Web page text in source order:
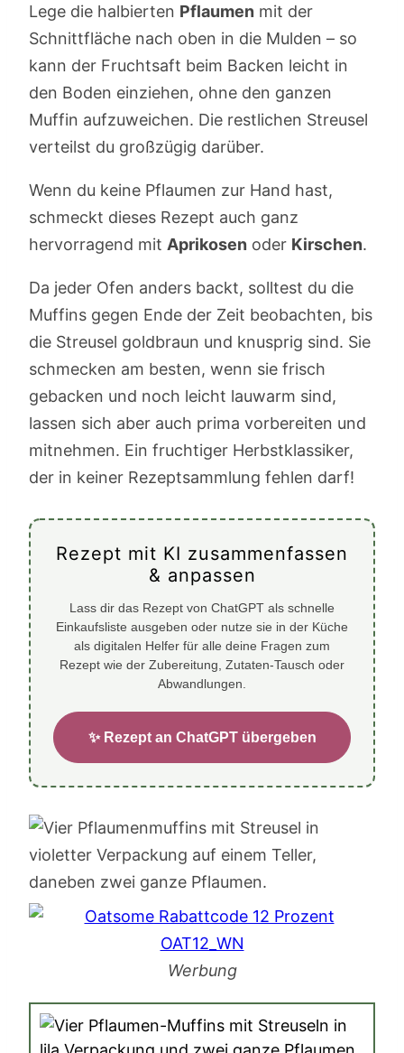
Lege die halbierten Pflaumen mit der
Schnittfläche nach oben in die Mulden – so
kann der Fruchtsaft beim Backen leicht in
den Boden einziehen, ohne den ganzen
Muffin aufzuweichen. Die restlichen Streusel
verteilst du großzügig darüber.
Wenn du keine Pflaumen zur Hand hast,
schmeckt dieses Rezept auch ganz
hervorragend mit Aprikosen oder Kirschen.
Da jeder Ofen anders backt, solltest du die
Muffins gegen Ende der Zeit beobachten, bis
die Streusel goldbraun und knusprig sind. Sie
schmecken am besten, wenn sie frisch
gebacken und noch leicht lauwarm sind,
lassen sich aber auch prima vorbereiten und
mitnehmen. Ein fruchtiger Herbstklassiker,
der in keiner Rezeptsammlung fehlen darf!
Rezept mit KI zusammenfassen
& anpassen
Lass dir das Rezept von ChatGPT als schnelle
Einkaufsliste ausgeben oder nutze sie in der Küche
als digitalen Helfer für alle deine Fragen zum
Rezept wie der Zubereitung, Zutaten-Tausch oder
Abwandlungen.
✨ Rezept an ChatGPT übergeben
Werbung